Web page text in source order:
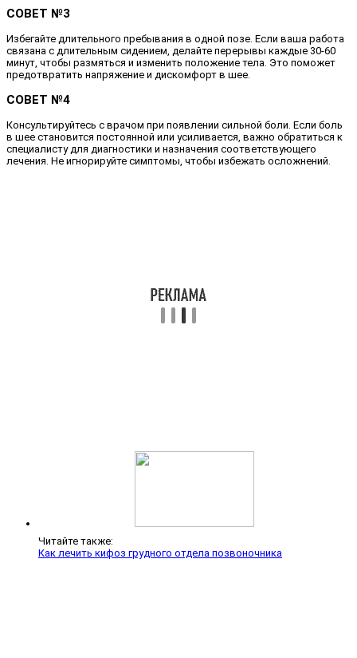
СОВЕТ №3
Избегайте длительного пребывания в одной позе. Если ваша работа
связана с длительным сидением, делайте перерывы каждые 30-60
минут, чтобы размяться и изменить положение тела. Это поможет
предотвратить напряжение и дискомфорт в шее.
СОВЕТ №4
Консультируйтесь с врачом при появлении сильной боли. Если боль
в шее становится постоянной или усиливается, важно обратиться к
специалисту для диагностики и назначения соответствующего
лечения. Не игнорируйте симптомы, чтобы избежать осложнений.
Читайте также:
Как лечить кифоз грудного отдела позвоночника